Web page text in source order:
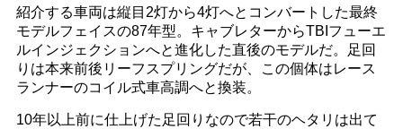
紹介する車両は縦目2灯から4灯へとコンバートした最終
モデルフェイスの87年型。キャブレターからTBIフューエ
ルインジェクションへと進化した直後のモデルだ。足回
りは本来前後リーフスプリングだが、この個体はレース
ランナーのコイル式車高調へと換装。
10年以上前に仕上げた足回りなので若干のヘタリは出て